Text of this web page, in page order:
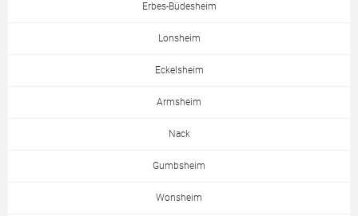
Erbes-Büdesheim
Lonsheim
Eckelsheim
Armsheim
Nack
Gumbsheim
Wonsheim